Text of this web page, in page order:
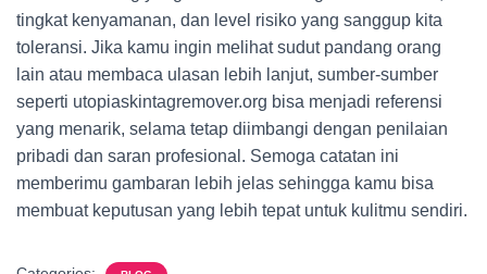
tingkat kenyamanan, dan level risiko yang sanggup kita
toleransi. Jika kamu ingin melihat sudut pandang orang
lain atau membaca ulasan lebih lanjut, sumber-sumber
seperti utopiaskintagremover.org bisa menjadi referensi
yang menarik, selama tetap diimbangi dengan penilaian
pribadi dan saran profesional. Semoga catatan ini
memberimu gambaran lebih jelas sehingga kamu bisa
membuat keputusan yang lebih tepat untuk kulitmu sendiri.